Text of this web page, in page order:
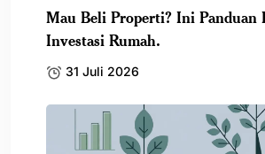
Mau Beli Properti? Ini Panduan
Investasi Rumah.
31 Juli 2026